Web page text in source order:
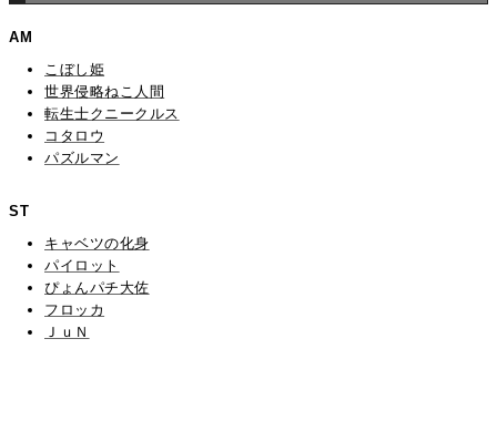
AM
こぼし姫
世界侵略ねこ人間
転生士クニークルス
コタロウ
パズルマン
ST
キャベツの化身
パイロット
ぴょんパチ大佐
フロッカ
ＪｕＮ